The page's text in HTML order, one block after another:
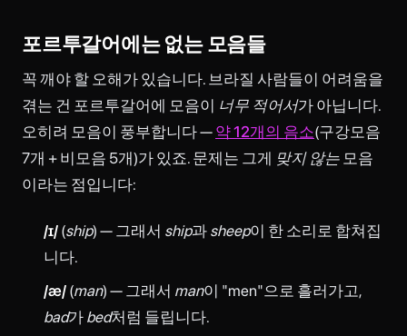
포르투갈어에는 없는 모음들
꼭 깨야 할 오해가 있습니다. 브라질 사람들이 어려움을
겪는 건 포르투갈어에 모음이 너무 적어서가 아닙니다.
오히려 모음이 풍부합니다 — 약 12개의 음소(구강모음
7개 + 비모음 5개)가 있죠. 문제는 그게 맞지 않는 모음
이라는 점입니다:
/ɪ/(ship) — 그래서 ship과 sheep이 한 소리로 합쳐집
니다.
/æ/(man) — 그래서 man이 "men"으로 흘러가고,
bad가 bed처럼 들립니다.